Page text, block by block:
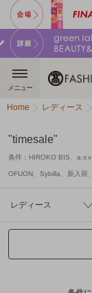
メニュー
Home レディース
"timesale"
条件： HIROKO BIS、
OFUON、Sybilla、新入荷
レディース